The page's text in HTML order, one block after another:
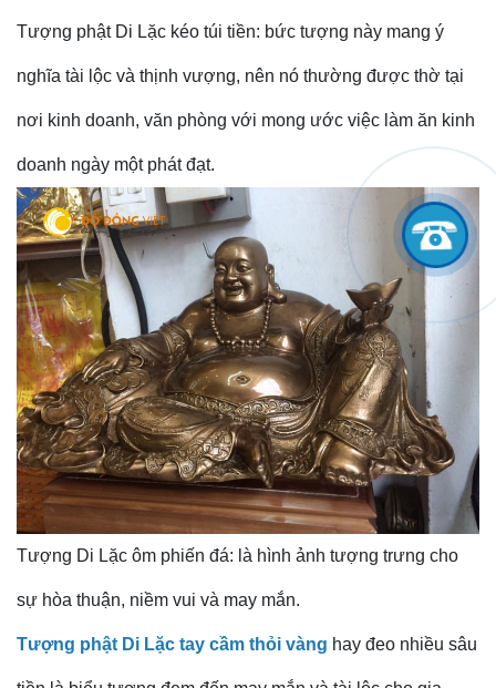
Tượng phật Di Lặc kéo túi tiền: bức tượng này mang ý
nghĩa tài lộc và thịnh vượng, nên nó thường được thờ tại
nơi kinh doanh, văn phòng với mong ước việc làm ăn kinh
doanh ngày một phát đạt.
Tượng Di Lặc ôm phiến đá: là hình ảnh tượng trưng cho
sự hòa thuận, niềm vui và may mắn.
Tượng phật Di Lặc tay cầm thỏi vàng hay đeo nhiều sâu